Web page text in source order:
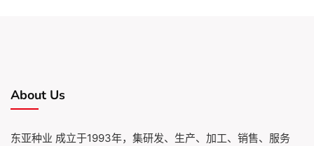
About Us
东亚种业 成立于1993年，集研发、生产、加工、销售、服务